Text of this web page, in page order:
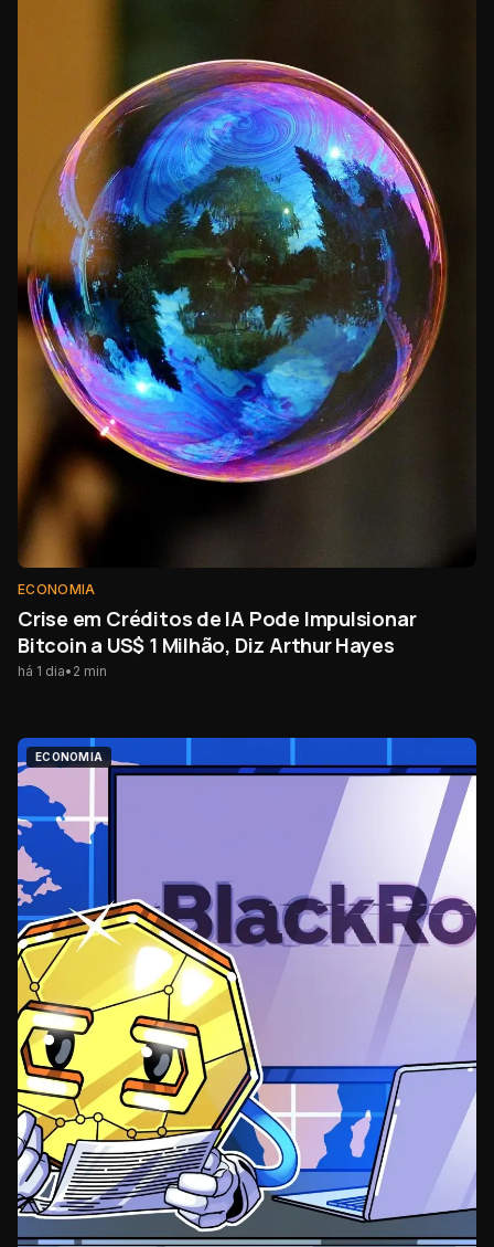
ECONOMIA
Crise em Créditos de IA Pode Impulsionar
Bitcoin a US$ 1 Milhão, Diz Arthur Hayes
há 1 dia• 2 min
ECONOMIA